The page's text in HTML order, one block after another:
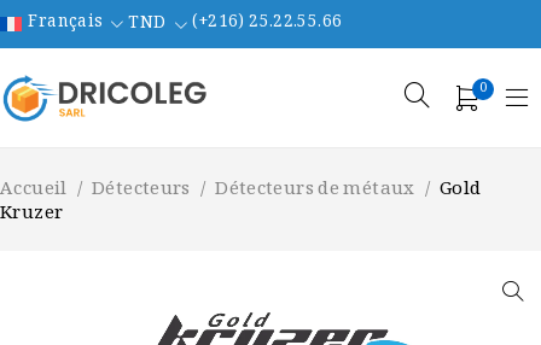
Français TND (+216) 25.22.55.66
0
Accueil / Détecteurs / Détecteurs de métaux / Gold
Kruzer